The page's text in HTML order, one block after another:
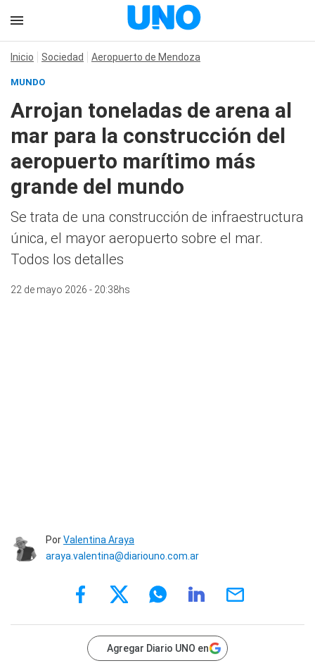
Inicio Sociedad Aeropuerto de Mendoza
MUNDO
Arrojan toneladas de arena al
mar para la construcción del
aeropuerto marítimo más
grande del mundo
Se trata de una construcción de infraestructura
única, el mayor aeropuerto sobre el mar.
Todos los detalles
22 de mayo 2026 - 20:38hs
PorValentina Araya
araya.valentina@diariouno.com.ar
Agregar Diario UNO en